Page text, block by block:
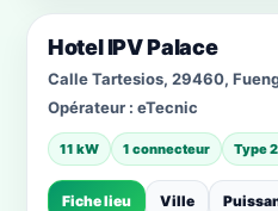
Hotel IPV Palace
Calle Tartesios, 29460,
Opérateur : eTecnic
11 kW 1 connecteur Type
Fiche lieu Ville